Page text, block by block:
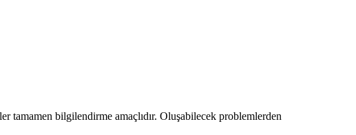
tamamen bilgilendirme amaçlıdır. Oluşabilecek problemlerden